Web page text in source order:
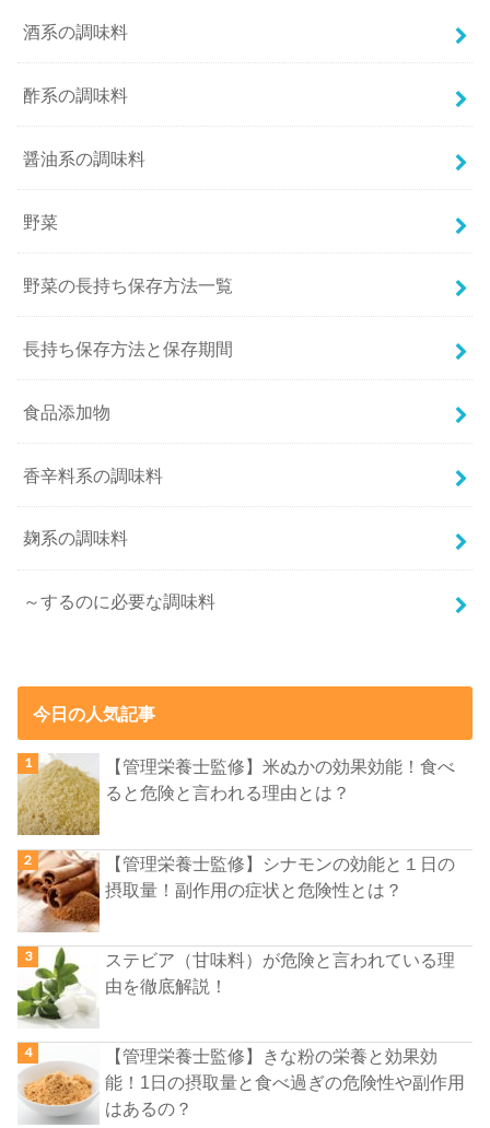
酒系の調味料
酢系の調味料
醤油系の調味料
野菜
野菜の長持ち保存方法一覧
長持ち保存方法と保存期間
食品添加物
香辛料系の調味料
麹系の調味料
～するのに必要な調味料
今日の人気記事
【管理栄養士監修】米ぬかの効果効能！食べ
ると危険と言われる理由とは？
【管理栄養士監修】シナモンの効能と１日の
摂取量！副作用の症状と危険性とは？
ステビア（甘味料）が危険と言われている理
由を徹底解説！
【管理栄養士監修】きな粉の栄養と効果効
能！1日の摂取量と食べ過ぎの危険性や副作用
はあるの？